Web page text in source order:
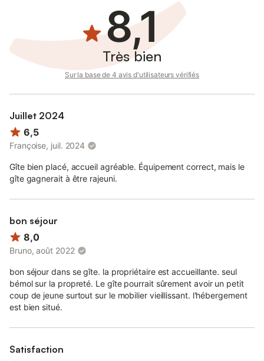
8,1
Très bien
Sur la base de 4 avis d'utilisateurs vérifiés
Juillet 2024
6,5
Françoise, juil. 2024
Gîte bien placé, accueil agréable. Équipement correct, mais le
gîte gagnerait à être rajeuni.
bon séjour
8,0
Bruno, août 2022
bon séjour dans se gîte. la propriétaire est accueillante. seul
bémol sur la propreté. Le gîte pourrait sûrement avoir un petit
coup de jeune surtout sur le mobilier vieillissant. l'hébergement
est bien situé.
Satisfaction